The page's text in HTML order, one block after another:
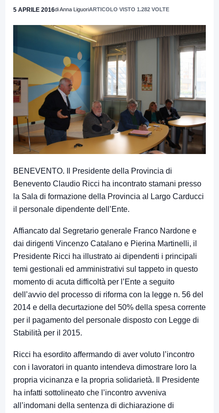
5 APRILE 2016di Anna LiguoriARTICOLO VISTO 1.282 VOLTE
BENEVENTO. Il Presidente della Provincia di
Benevento Claudio Ricci ha incontrato stamani presso
la Sala di formazione della Provincia al Largo Carducci
il personale dipendente dell’Ente.
Affiancato dal Segretario generale Franco Nardone e
dai dirigenti Vincenzo Catalano e Pierina Martinelli, il
Presidente Ricci ha illustrato ai dipendenti i principali
temi gestionali ed amministrativi sul tappeto in questo
momento di acuta difficoltà per l’Ente a seguito
dell’avvio del processo di riforma con la legge n. 56 del
2014 e della decurtazione del 50% della spesa corrente
per il pagamento del personale disposto con Legge di
Stabilità per il 2015.
Ricci ha esordito affermando di aver voluto l’incontro
con i lavoratori in quanto intendeva dimostrare loro la
propria vicinanza e la propria solidarietà. Il Presidente
ha infatti sottolineato che l’incontro avveniva
all’indomani della sentenza di dichiarazione di